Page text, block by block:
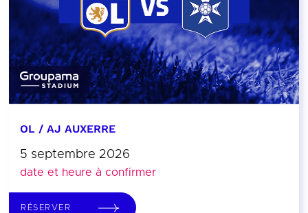
OL / AJ AUXERRE
5 septembre 2026
date et heure à confirmer
RÉSERVER